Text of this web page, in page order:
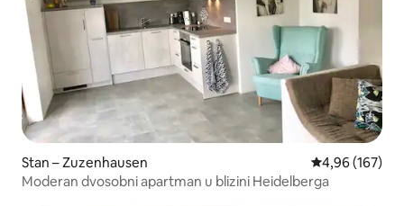
Stan – Zuzenhausen Prosječna
4,96 (167)
Moderan dvosobni apartman u blizini Heidelberga